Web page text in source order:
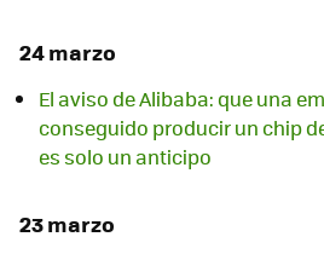
24 marzo
El aviso de Alibaba: que una
conseguido producir un chip
es solo un anticipo
23 marzo